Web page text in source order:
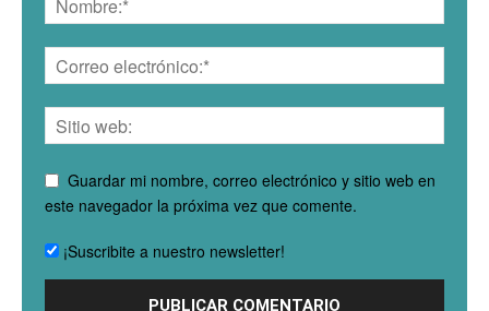
Guardar mi nombre, correo electrónico y sitio web en
este navegador la próxima vez que comente.
¡Suscribite a nuestro newsletter!